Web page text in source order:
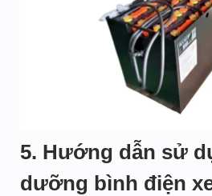
5. Hướng dẫn sử
dưỡng bình điện